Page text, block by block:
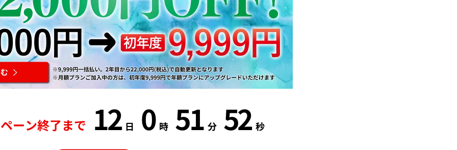
ーン終了まで 12 日 0 時 51 分 51 秒